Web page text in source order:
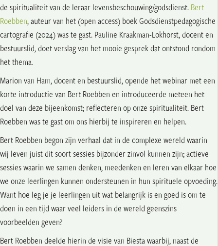
de spiritualiteit van de leraar levensbeschouwing/godsdienst. Bert
Roebben, auteur van het (open access) boek Godsdienstpedagogische
cartografie (2024) was te gast. Pauline Kraakman-Lokhorst, docent en
bestuurslid, doet verslag van het mooie gesprek dat ontstond rondom
het thema.
Marion van Ham, docent en bestuurslid, opende het webinar met een
korte introductie van Bert Roebben en introduceerde meteen het
doel van deze bijeenkomst; reflecteren op onze spiritualiteit. Bert
Roebben was te gast om ons hierbij te inspireren en helpen.
Bert Roebben begon zijn verhaal dat in de complexe wereld waarin
wij leven juist dit soort sessies bijzonder zinvol kunnen zijn; actieve
sessies waarin we samen denken, meedenken en leren van elkaar hoe
we onze leerlingen kunnen ondersteunen in hun spirituele opvoeding.
Want hoe leg je je leerlingen uit wat belangrijk is en goed is om te
doen in een tijd waar veel leiders in de wereld geenszins
voorbeelden geven?
Bert Roebben deelde hierin de visie van Biesta waarbij, naast de